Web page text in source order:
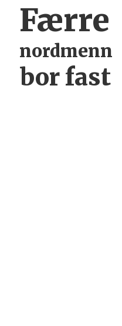
Færre
nordmenn
bor fast